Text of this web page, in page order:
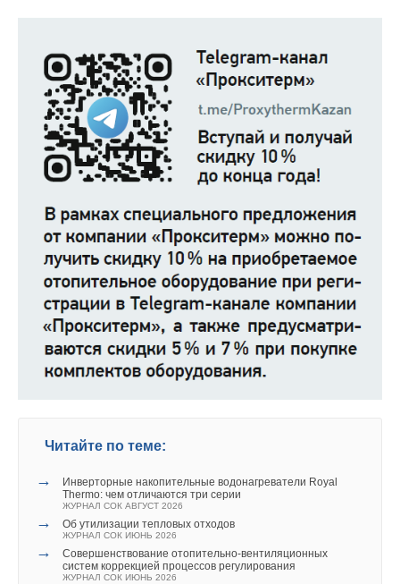
Читайте по теме:
→
Инверторные накопительные водонагреватели Royal
Thermo: чем отличаются три серии
ЖУРНАЛ СОК АВГУСТ 2026
→ Об утилизации тепловых отходов
ЖУРНАЛ СОК ИЮНЬ 2026
→
Совершенствование отопительно-вентиляционных
систем коррекцией процессов регулирования
ЖУРНАЛ СОК ИЮНЬ 2026